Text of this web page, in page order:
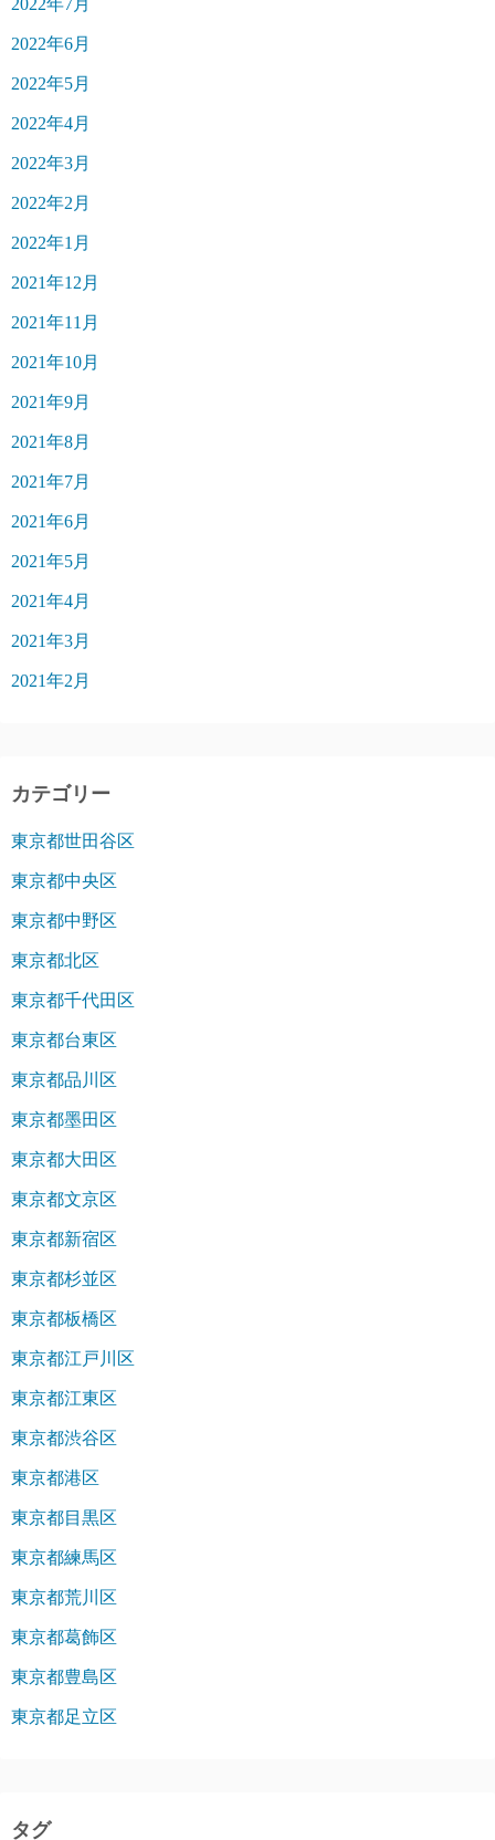
2022年7月
2022年6月
2022年5月
2022年4月
2022年3月
2022年2月
2022年1月
2021年12月
2021年11月
2021年10月
2021年9月
2021年8月
2021年7月
2021年6月
2021年5月
2021年4月
2021年3月
2021年2月
カテゴリー
東京都世田谷区
東京都中央区
東京都中野区
東京都北区
東京都千代田区
東京都台東区
東京都品川区
東京都墨田区
東京都大田区
東京都文京区
東京都新宿区
東京都杉並区
東京都板橋区
東京都江戸川区
東京都江東区
東京都渋谷区
東京都港区
東京都目黒区
東京都練馬区
東京都荒川区
東京都葛飾区
東京都豊島区
東京都足立区
タグ